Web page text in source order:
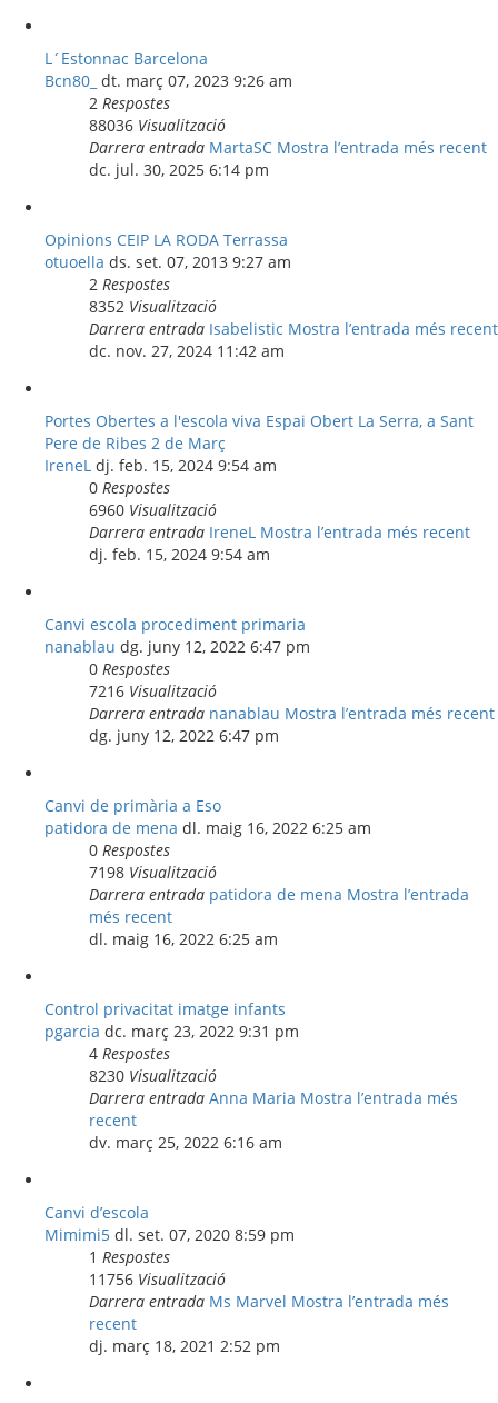
L´Estonnac Barcelona
Bcn80_ dt. març 07, 2023 9:26 am
2 Respostes
88036 Visualització
Darrera entrada MartaSC Mostra l’entrada més recent
dc. jul. 30, 2025 6:14 pm
Opinions CEIP LA RODA Terrassa
otuoella ds. set. 07, 2013 9:27 am
2 Respostes
8352 Visualització
Darrera entrada Isabelistic Mostra l’entrada més recent
dc. nov. 27, 2024 11:42 am
Portes Obertes a l'escola viva Espai Obert La Serra, a Sant
Pere de Ribes 2 de Març
IreneL dj. feb. 15, 2024 9:54 am
0 Respostes
6960 Visualització
Darrera entrada IreneL Mostra l’entrada més recent
dj. feb. 15, 2024 9:54 am
Canvi escola procediment primaria
nanablau dg. juny 12, 2022 6:47 pm
0 Respostes
7216 Visualització
Darrera entrada nanablau Mostra l’entrada més recent
dg. juny 12, 2022 6:47 pm
Canvi de primària a Eso
patidora de mena dl. maig 16, 2022 6:25 am
0 Respostes
7198 Visualització
Darrera entrada patidora de mena Mostra l’entrada
més recent
dl. maig 16, 2022 6:25 am
Control privacitat imatge infants
pgarcia dc. març 23, 2022 9:31 pm
4 Respostes
8230 Visualització
Darrera entrada Anna Maria Mostra l’entrada més
recent
dv. març 25, 2022 6:16 am
Canvi d’escola
Mimimi5 dl. set. 07, 2020 8:59 pm
1 Respostes
11756 Visualització
Darrera entrada Ms Marvel Mostra l’entrada més
recent
dj. març 18, 2021 2:52 pm